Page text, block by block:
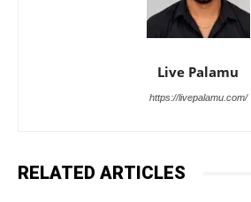
Live Palamu
https://livepalamu.com/
RELATED ARTICLES